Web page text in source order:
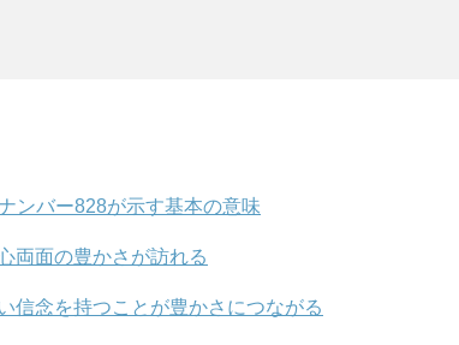
ンバー828が示す基本の意味
両面の豊かさが訪れる
信念を持つことが豊かさにつながる